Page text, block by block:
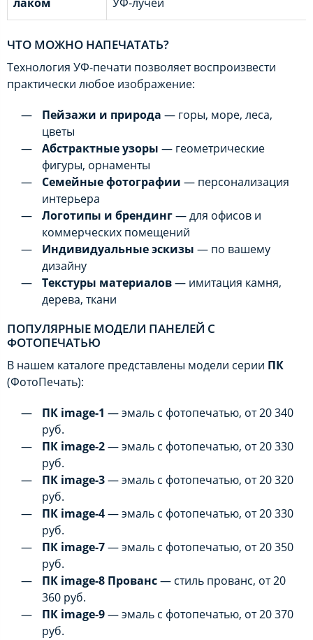
ЧТО МОЖНО НАПЕЧАТАТЬ?
Технология УФ-печати позволяет воспроизвести
практически любое изображение:
Пейзажи и природа — горы, море, леса,
цветы
Абстрактные узоры — геометрические
фигуры, орнаменты
Семейные фотографии — персонализация
интерьера
Логотипы и брендинг— для офисов и
коммерческих помещений
Индивидуальные эскизы — по вашему
дизайну
Текстуры материалов— имитация камня,
дерева, ткани
ПОПУЛЯРНЫЕ МОДЕЛИ ПАНЕЛЕЙ С
ФОТОПЕЧАТЬЮ
В нашем каталоге представлены модели серии ПК
(ФотоПечать):
ПК image-1 — эмаль с фотопечатью, от 20 340
руб.
ПК image-2— эмаль с фотопечатью, от 20 330
руб.
ПК image-3— эмаль с фотопечатью, от 20 320
руб.
ПК image-4— эмаль с фотопечатью, от 20 330
руб.
ПК image-7— эмаль с фотопечатью, от 20 350
руб.
ПК image-8 Прованс— стиль прованс, от 20
360 руб.
ПК image-9— эмаль с фотопечатью, от 20 370
руб.